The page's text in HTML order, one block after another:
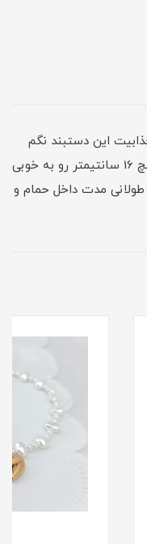
این دستبند نگم
براتون که بسیار شکیل و شیکه. تا دور مچ 16 سانتیمتر رو به خوبی
طولانی مدت داخل حمام و